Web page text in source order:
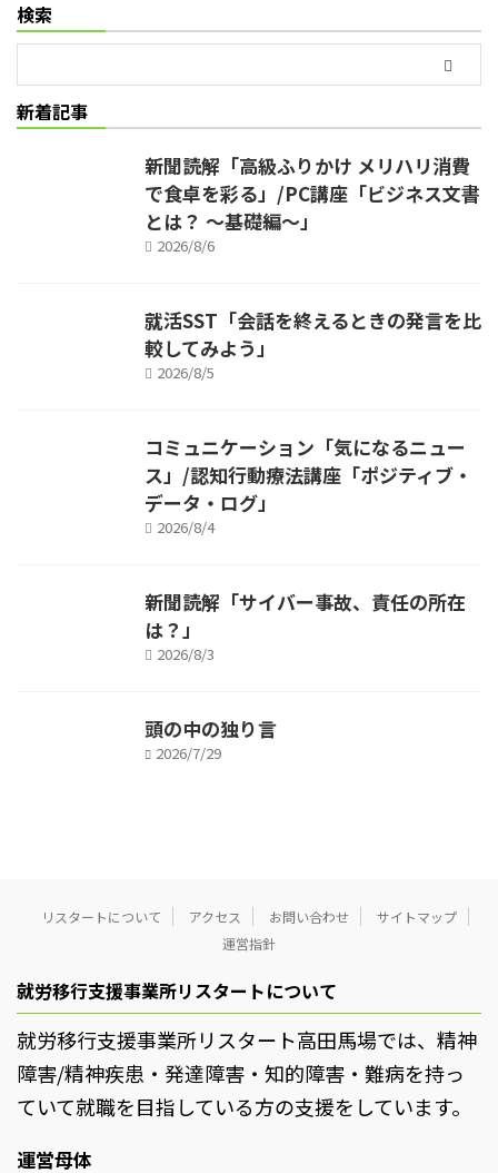
検索
新着記事
新聞読解「高級ふりかけ メリハリ消費
で食卓を彩る」/PC講座「ビジネス文書
とは？ ～基礎編～」
2026/8/6
就活SST「会話を終えるときの発言を比
較してみよう」
2026/8/5
コミュニケーション「気になるニュー
ス」/認知行動療法講座「ポジティブ・
データ・ログ」
2026/8/4
新聞読解「サイバー事故、責任の所在
は？」
2026/8/3
頭の中の独り言
2026/7/29
リスタートについて アクセス お問い合わせ
サイトマップ
運営指針
就労移行支援事業所リスタートについて
就労移行支援事業所リスタート高田馬場では、精神
障害/精神疾患・発達障害・知的障害・難病を持っ
ていて就職を目指している方の支援をしています。
運営母体